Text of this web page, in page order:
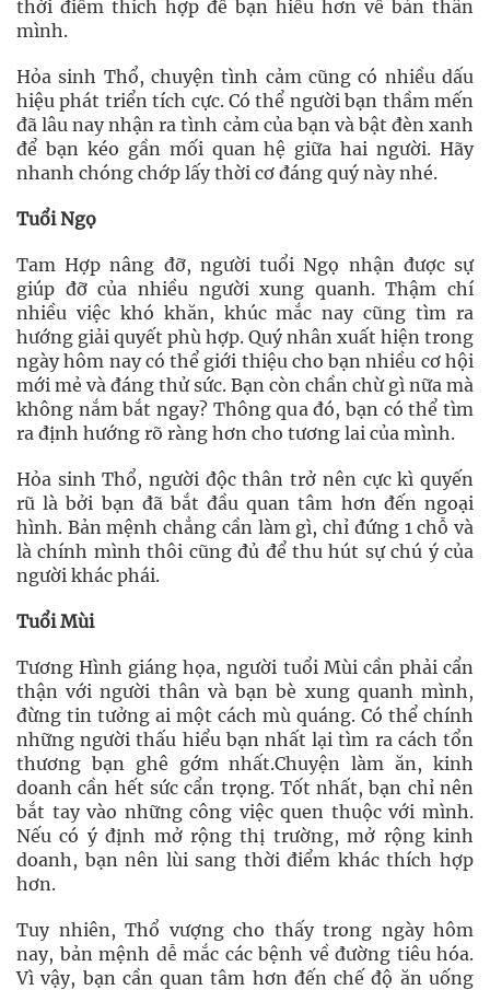
thời điểm thích hợp để bạn hiểu hơn về bản thân
mình.
Hỏa sinh Thổ, chuyện tình cảm cũng có nhiều dấu
hiệu phát triển tích cực. Có thể người bạn thầm mến
đã lâu nay nhận ra tình cảm của bạn và bật đèn xanh
để bạn kéo gần mối quan hệ giữa hai người. Hãy
nhanh chóng chớp lấy thời cơ đáng quý này nhé.
Tuổi Ngọ
Tam Hợp nâng đỡ, người tuổi Ngọ nhận được sự
giúp đỡ của nhiều người xung quanh. Thậm chí
nhiều việc khó khăn, khúc mắc nay cũng tìm ra
hướng giải quyết phù hợp. Quý nhân xuất hiện trong
ngày hôm nay có thể giới thiệu cho bạn nhiều cơ hội
mới mẻ và đáng thử sức. Bạn còn chần chừ gì nữa mà
không nắm bắt ngay? Thông qua đó, bạn có thể tìm
ra định hướng rõ ràng hơn cho tương lai của mình.
Hỏa sinh Thổ, người độc thân trở nên cực kì quyến
rũ là bởi bạn đã bắt đầu quan tâm hơn đến ngoại
hình. Bản mệnh chẳng cần làm gì, chỉ đứng 1 chỗ và
là chính mình thôi cũng đủ để thu hút sự chú ý của
người khác phái.
Tuổi Mùi
Tương Hình giáng họa, người tuổi Mùi cần phải cẩn
thận với người thân và bạn bè xung quanh mình,
đừng tin tưởng ai một cách mù quáng. Có thể chính
những người thấu hiểu bạn nhất lại tìm ra cách tổn
thương bạn ghê gớm nhất.Chuyện làm ăn, kinh
doanh cần hết sức cẩn trọng. Tốt nhất, bạn chỉ nên
bắt tay vào những công việc quen thuộc với mình.
Nếu có ý định mở rộng thị trường, mở rộng kinh
doanh, bạn nên lùi sang thời điểm khác thích hợp
hơn.
Tuy nhiên, Thổ vượng cho thấy trong ngày hôm
nay, bản mệnh dễ mắc các bệnh về đường tiêu hóa.
Vì vậy, bạn cần quan tâm hơn đến chế độ ăn uống